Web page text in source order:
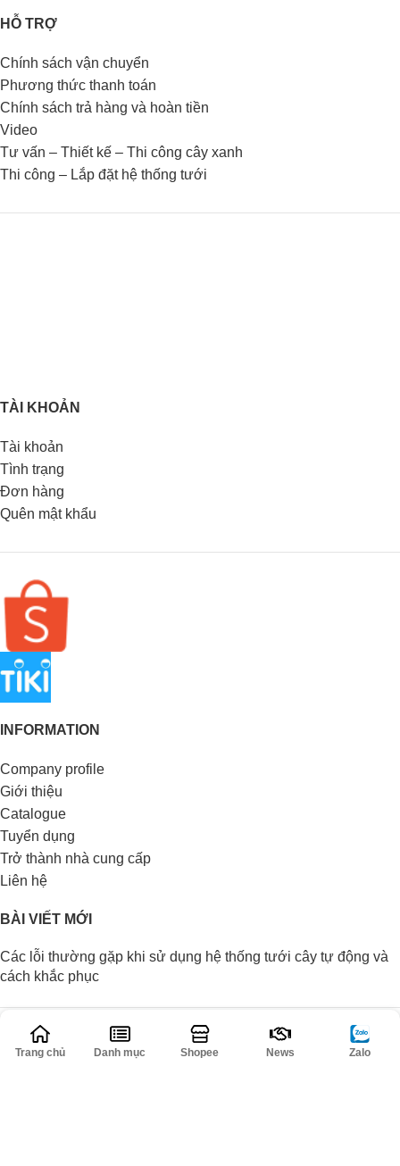
HỖ TRỢ
Chính sách vận chuyển
Phương thức thanh toán
Chính sách trả hàng và hoàn tiền
Video
Tư vấn – Thiết kế – Thi công cây xanh
Thi công – Lắp đặt hệ thống tưới
TÀI KHOẢN
Tài khoản
Tình trạng
Đơn hàng
Quên mật khẩu
INFORMATION
Company profile
Giới thiệu
Catalogue
Tuyển dụng
Trở thành nhà cung cấp
Liên hệ
BÀI VIẾT MỚI
Các lỗi thường gặp khi sử dụng hệ thống tưới cây tự động và
cách khắc phục
Bật mí giá thành và địa chỉ mua hệ thống tưới phun mưa cho
rauTrang chủ Danh mục Shopee News Zalo